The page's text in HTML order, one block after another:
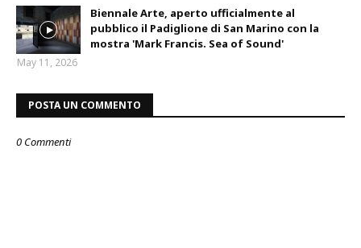
Biennale Arte, aperto ufficialmente al
pubblico il Padiglione di San Marino con la
mostra 'Mark Francis. Sea of Sound'
May 11, 2026
POSTA UN COMMENTO
0 Commenti